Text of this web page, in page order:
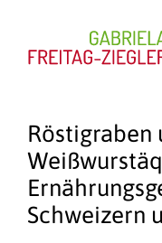
Röstigraben
Schweizern